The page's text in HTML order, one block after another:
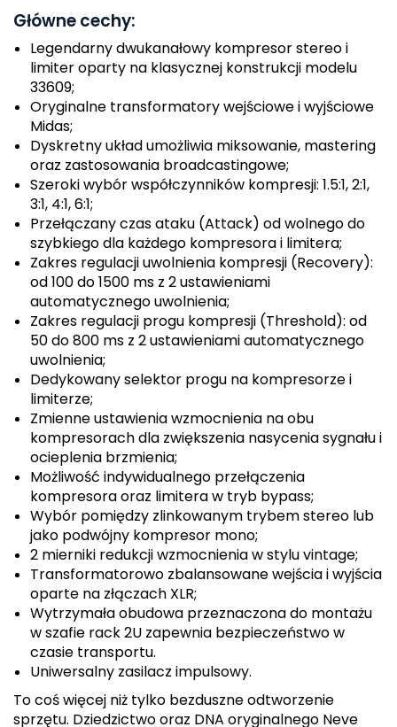
Główne cechy:
Legendarny dwukanałowy kompresor stereo i
limiter oparty na klasycznej konstrukcji modelu
33609;
Oryginalne transformatory wejściowe i wyjściowe
Midas;
Dyskretny układ umożliwia miksowanie, mastering
oraz zastosowania broadcastingowe;
Szeroki wybór współczynników kompresji: 1.5:1, 2:1,
3:1, 4:1, 6:1;
Przełączany czas ataku (Attack) od wolnego do
szybkiego dla każdego kompresora i limitera;
Zakres regulacji uwolnienia kompresji (Recovery):
od 100 do 1500 ms z 2 ustawieniami
automatycznego uwolnienia;
Zakres regulacji progu kompresji (Threshold): od
50 do 800 ms z 2 ustawieniami automatycznego
uwolnienia;
Dedykowany selektor progu na kompresorze i
limiterze;
Zmienne ustawienia wzmocnienia na obu
kompresorach dla zwiększenia nasycenia sygnału i
ocieplenia brzmienia;
Możliwość indywidualnego przełączenia
kompresora oraz limitera w tryb bypass;
Wybór pomiędzy zlinkowanym trybem stereo lub
jako podwójny kompresor mono;
2 mierniki redukcji wzmocnienia w stylu vintage;
Transformatorowo zbalansowane wejścia i wyjścia
oparte na złączach XLR;
Wytrzymała obudowa przeznaczona do montażu
w szafie rack 2U zapewnia bezpieczeństwo w
czasie transportu.
Uniwersalny zasilacz impulsowy.
To coś więcej niż tylko bezduszne odtworzenie
sprzętu. Dziedzictwo oraz DNA oryginalnego Neve